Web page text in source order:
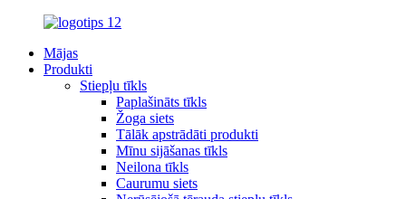
Mājas
Produkti
Stiepļu tīkls
Paplašināts tīkls
Žoga siets
Tālāk apstrādāti produkti
Mīnu sijāšanas tīkls
Neilona tīkls
Caurumu siets